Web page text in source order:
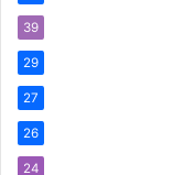
39
29
27
26
24